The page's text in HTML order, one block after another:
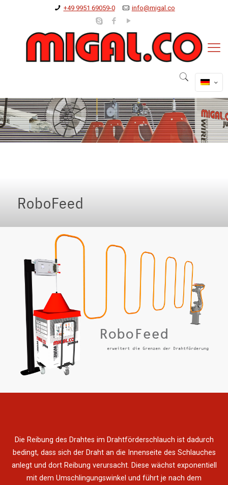
+49 9951 69059-0 info@migal.co
RoboFeed
RoboFeed
erweitert die Grenzen der Drahtförderung
Die Reibung des Drahtes im Drahtförderschlauch ist dadurch
bedingt, dass sich der Draht an die Innenseite des Schlauches
anlegt und dort Reibung verursacht. Diese wächst exponentiell
mit dem Umschlingungswinkel und führt je nach dem